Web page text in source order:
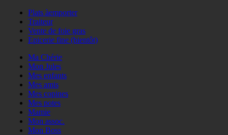
Plats àemporter
Traiteur
Vente de foie gras
Epicerie fine (bientôt)
Ma Chérie
Mon Jules
Mes enfants
Mes amis
Mes copines
Mes potes
Mamie
Mon assoc.
Mon Boss